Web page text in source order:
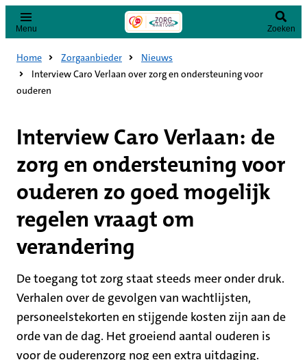
Menu Zoeken
Home Zorgaanbieder
Nieuws
Interview Caro Verlaan over zorg en ondersteuning voor
ouderen
Interview Caro Verlaan: de
zorg en ondersteuning voor
ouderen zo goed mogelijk
regelen vraagt om
verandering
De toegang tot zorg staat steeds meer onder druk.
Verhalen over de gevolgen van wachtlijsten,
personeelstekorten en stijgende kosten zijn aan de
orde van de dag. Het groeiend aantal ouderen is
voor de ouderenzorg nog een extra uitdaging.